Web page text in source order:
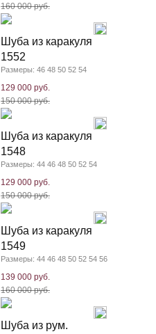
160 000 руб.
Шуба из каракуля
1552
Размеры: 46 48 50 52 54
129 000 руб.
150 000 руб.
Шуба из каракуля
1548
Размеры: 44 46 48 50 52 54
129 000 руб.
150 000 руб.
Шуба из каракуля
1549
Размеры: 44 46 48 50 52 54 56
139 000 руб.
160 000 руб.
Шуба из рум.